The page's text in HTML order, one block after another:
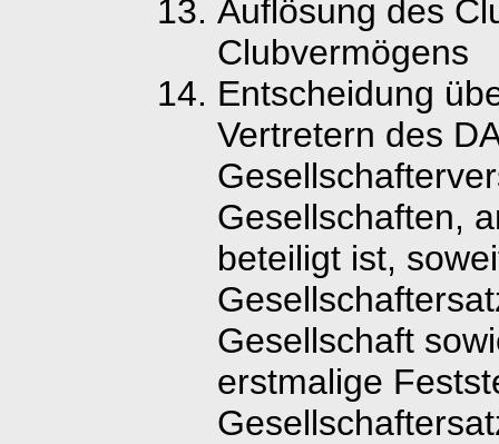
Auflösung des
Clubvermögens
Entscheidung
Vertretern des
Gesellschaften,
beteiligt ist,
Gesellschaft
erstmalige